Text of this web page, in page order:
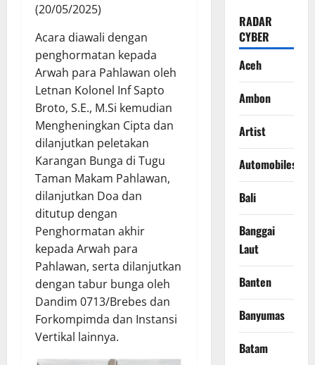
(20/05/2025)
Acara diawali dengan
penghormatan kepada
Arwah para Pahlawan oleh
Letnan Kolonel Inf Sapto
Broto, S.E., M.Si kemudian
Mengheningkan Cipta dan
dilanjutkan peletakan
Karangan Bunga di Tugu
Taman Makam Pahlawan,
dilanjutkan Doa dan
ditutup dengan
Penghormatan akhir
kepada Arwah para
Pahlawan, serta dilanjutkan
dengan tabur bunga oleh
Dandim 0713/Brebes dan
Forkompimda dan Instansi
Vertikal lainnya.
RADAR
CYBER
Aceh
Ambon
Artist
Automobiles
Bali
Banggai
Laut
Banten
Banyumas
Batam